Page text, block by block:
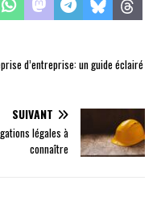
d’entreprise: un guide éclairé
SUIVANT
légales à
connaître